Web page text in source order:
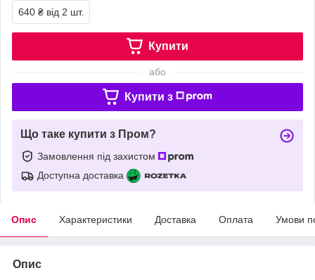
640 ₴ від 2 шт.
Купити
або
Купити з
Що таке купити з Пром?
Замовлення під захистом
Доступна доставка
Опис Характеристики Доставка Оплата Умови
Опис